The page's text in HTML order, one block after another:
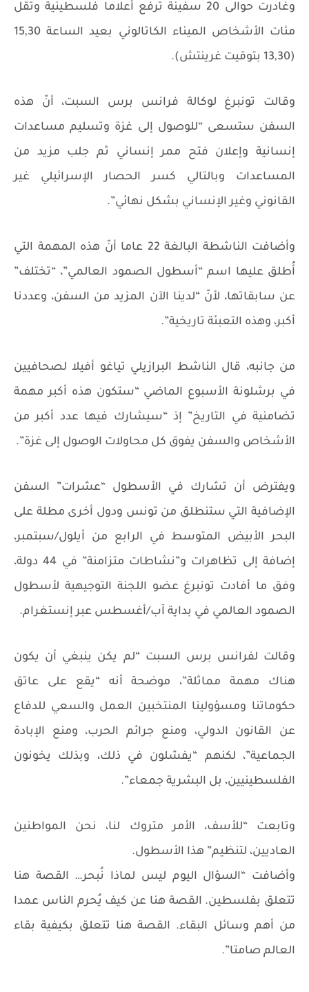
وغادرت حوالى 20 سفينة ترفع أعلاما فلسطينية وتقل
مئات الأشخاص الميناء الكاتالوني بعيد الساعة 15,30
(13,30 بتوقيت غرينتش).
وقالت تونبرغ لوكالة فرانس برس السبت، أنّ هذه
السفن ستسعى “للوصول إلى غزة وتسليم مساعدات
إنسانية وإعلان فتح ممر إنساني ثم جلب مزيد من
المساعدات وبالتالي كسر الحصار الإسرائيلي غير
القانوني وغير الإنساني بشكل نهائي”.
وأضافت الناشطة البالغة 22 عاما أنّ هذه المهمة التي
أُطلق عليها اسم “أسطول الصمود العالمي”، “تختلف”
عن سابقاتها، لأنّ “لدينا الآن المزيد من السفن، وعددنا
أكبر، وهذه التعبئة تاريخية”.
من جانبه، قال الناشط البرازيلي تياغو أفيلا لصحافيين
في برشلونة الأسبوع الماضي “ستكون هذه أكبر مهمة
تضامنية في التاريخ” إذ “سيشارك فيها عدد أكبر من
الأشخاص والسفن يفوق كل محاولات الوصول إلى غزة”.
ويفترض أن تشارك في الأسطول “عشرات” السفن
الإضافية التي ستنطلق من تونس ودول أخرى مطلة على
البحر الأبيض المتوسط في الرابع من أيلول/سبتمبر،
إضافة إلى تظاهرات و”نشاطات متزامنة” في 44 دولة،
وفق ما أفادت تونبرغ عضو اللجنة التوجيهية لأسطول
الصمود العالمي في بداية آب/أغسطس عبر إنستغرام.
وقالت لفرانس برس السبت “لم يكن ينبغي أن يكون
هناك مهمة مماثلة”، موضحة أنه “يقع على عاتق
حكوماتنا ومسؤولينا المنتخبين العمل والسعي للدفاع
عن القانون الدولي، ومنع جرائم الحرب، ومنع الإبادة
الجماعية”، لكنهم “يفشلون في ذلك، وبذلك يخونون
الفلسطينيين، بل البشرية جمعاء”.
وتابعت “للأسف، الأمر متروك لنا، نحن المواطنين
العاديين، لتنظيم” هذا الأسطول.
وأضافت “السؤال اليوم ليس لماذا نُبحر… القصة هنا
تتعلق بفلسطين. القصة هنا عن كيف يُحرم الناس عمدا
من أهم وسائل البقاء. القصة هنا تتعلق بكيفية بقاء
العالم صامتا”.